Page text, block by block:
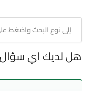
هل لديك اي